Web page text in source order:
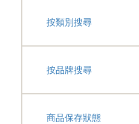
按類別搜尋
按品牌搜尋
商品保存狀態